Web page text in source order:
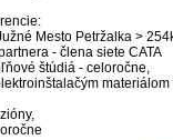
Mesto Petržalka >
- člena siete CATA
štúdiá - celoročne,
materiálom